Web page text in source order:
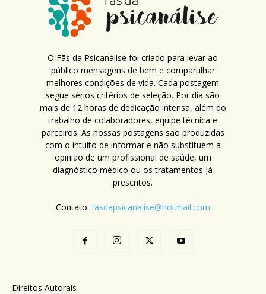
O Fãs da Psicanálise foi criado para levar ao
público mensagens de bem e compartilhar
melhores condições de vida. Cada postagem
segue sérios critérios de seleção. Por dia são
mais de 12 horas de dedicação intensa, além do
trabalho de colaboradores, equipe técnica e
parceiros. As nossas postagens são produzidas
com o intuito de informar e não substituem a
opinião de um profissional de saúde, um
diagnóstico médico ou os tratamentos já
prescritos.
Contato: fasdapsicanalise@hotmail.com
Direitos Autorais